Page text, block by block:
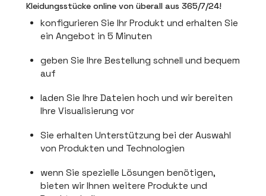
Kleidungsstücke online von überall aus 365/7/24!
konfigurieren Sie Ihr Produkt und erhalten Sie
ein Angebot in 5 Minuten
geben Sie Ihre Bestellung schnell und bequem
auf
laden Sie Ihre Dateien hoch und wir bereiten
Ihre Visualisierung vor
Sie erhalten Unterstützung bei der Auswahl
von Produkten und Technologien
wenn Sie spezielle Lösungen benötigen,
bieten wir Ihnen weitere Produkte und